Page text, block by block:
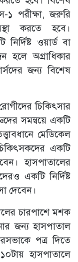
১ পরীক্ষা, জরুরি
করতে হবে।
ওয়ার্ড বা
হলে অগ্রাধিকার
জন্য বিশেষ
চিকিৎসার
সমন্বয়ে একটি
মেডিকেল
একটি
হাসপাতালের
একটি নির্দিষ্ট
দেবেন।
চারপাশে মশক
জন্য হাসপাতাল
পত্র দিতে
হাসপাতালে